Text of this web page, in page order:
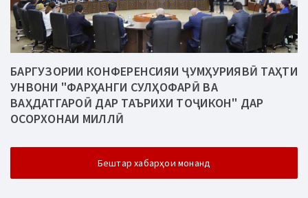
БАРГУЗОРИИ КОНФЕРЕНСИЯИ ҶУМҲУРИЯВӢ ТАҲТИ
УНВОНИ "ФАРҲАНГИ СУЛҲОФАРӢ ВА
ВАҲДАТГАРОӢ ДАР ТАЪРИХИ ТОҶИКОН" ДАР
ОСОРХОНАИ МИЛЛӢ
Бештар хабарҳои монанд